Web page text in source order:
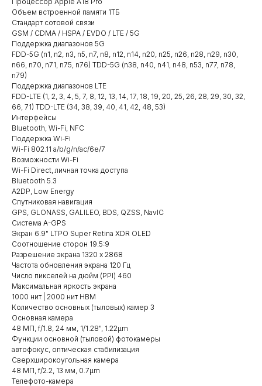
Объем встроенной памяти 1ТБ
Стандарт сотовой связи
GSM / CDMA / HSPA / EVDO / LTE / 5G
Поддержка диапазонов 5G
FDD-5G (n1, n2, n3, n5, n7, n8, n12, n14, n20, n25, n26, n28, n29, n30,
n66, n70, n71, n75, n76) TDD-5G (n38, n40, n41, n48, n53, n77, n78,
n79)
Поддержка диапазонов LTE
FDD-LTE (1, 2, 3, 4, 5, 7, 8, 12, 13, 14, 17, 18, 19, 20, 25, 26, 28, 29, 30, 32,
66, 71) TDD-LTE (34, 38, 39, 40, 41, 42, 48, 53)
Интерфейсы
Bluetooth, Wi-Fi, NFC
Поддержка Wi-Fi
Wi-Fi 802.11 a/b/g/n/ac/6e/7
Возможности Wi-Fi
Wi-Fi Direct, личная точка доступа
Bluetooth 5.3
A2DP, Low Energy
Спутниковая навигация
GPS, GLONASS, GALILEO, BDS, QZSS, NavIC
Система A-GPS
Экран 6.9" LTPO Super Retina XDR OLED
Соотношение сторон 19.5:9
Разрешение экрана 1320 x 2868
Частота обновления экрана 120 Гц
Число пикселей на дюйм (PPI) 460
Максимальная яркость экрана
1000 нит | 2000 нит HBM
Количество основных (тыловых) камер 3
Основная камера
48 МП, f/1.8, 24 мм, 1/1.28", 1.22µm
Функции основной (тыловой) фотокамеры
автофокус, оптическая стабилизация
Сверхширокоугольная камера
48 МП, f/2.2, 13 мм, 0.7µm
Телефото-камера